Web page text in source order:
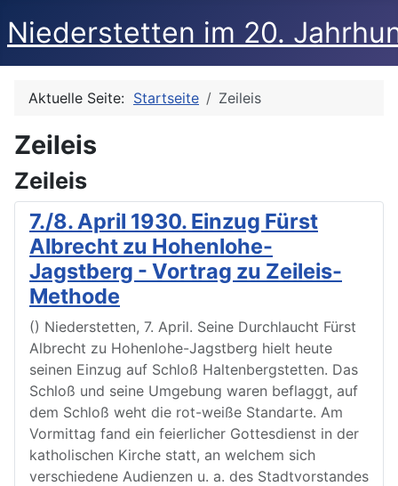
Niederstetten im 20.
Aktuelle Seite: Startseite Zeileis
Zeileis
Zeileis
7./8. April 1930. Einzug Fürst
Albrecht zu Hohenlohe-
Jagstberg - Vortrag zu Zeileis-
Methode
() Niederstetten, 7. April. Seine Durchlaucht Fürst
Albrecht zu Hohenlohe-Jagstberg hielt heute
seinen Einzug auf Schloß Haltenbergstetten. Das
Schloß und seine Umgebung waren beflaggt, auf
dem Schloß weht die rot-weiße Standarte. Am
Vormittag fand ein feierlicher Gottesdienst in der
katholischen Kirche statt, an welchem sich
verschiedene Audienzen u. a. des Stadtvorstandes